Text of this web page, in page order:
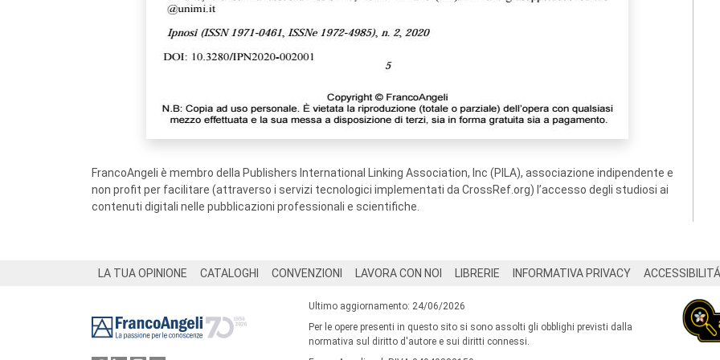
FrancoAngeli è membro della Publishers International Linking Association, Inc (PILA), associazione indipendente e
non profit per facilitare (attraverso i servizi tecnologici implementati da CrossRef.org) l’accesso degli studiosi ai
contenuti digitali nelle pubblicazioni professionali e scientifiche.
LA TUA OPINIONE CATALOGHI CONVENZIONI LAVORA CON NOI LIBRERIE INFORMATIVA PRIVACY ACCESSIBILITÁ
Ultimo aggiornamento: 24/06/2026
Per le opere presenti in questo sito si sono assolti gli obblighi previsti dalla
normativa sul diritto d'autore e sui diritti connessi.